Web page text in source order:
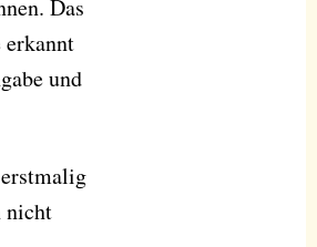
Das
erkannt
und
nicht